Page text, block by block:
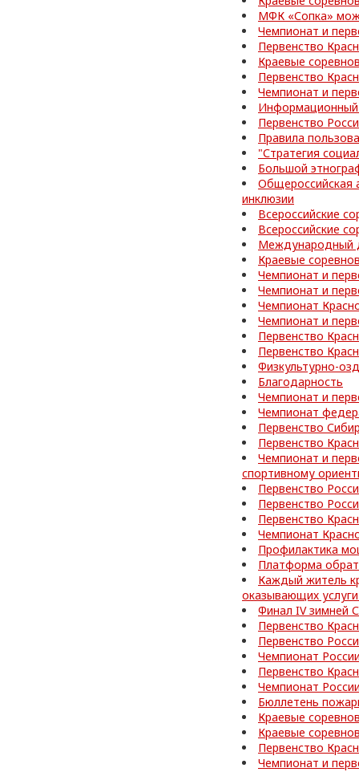
МФК «Сопка»
Чемпионат и
Первенство
Краевые
Первенство
Чемпионат и
Информационный
Первенство
Правила
"Стратегия
Большой
Общероссийская
инклюзии
Всероссийские
Всероссийские
Международный
Краевые
Чемпионат и
Чемпионат и
Чемпионат
Чемпионат и
Первенство
Первенство
Физкультурно-
Благодарность
Чемпионат и
Чемпионат
Первенство
Первенство
Чемпионат и
спортивному
Первенство
Первенство
Первенство
Чемпионат
Профилактика
Платформа
Каждый житель
оказывающих
Финал IV зимней
Первенство
Первенство
Чемпионат
Первенство
Чемпионат
Бюллетень
Краевые
Краевые
Первенство
Чемпионат и